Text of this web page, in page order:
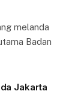
melanda
Badan
Jakarta